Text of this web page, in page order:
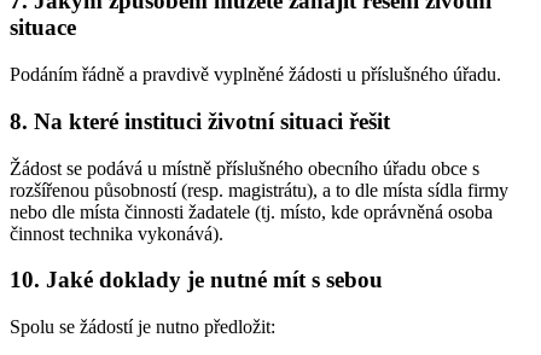
situace
Podáním řádně a pravdivě vyplněné žádosti u příslušného úřadu.
8. Na které instituci životní situaci řešit
Žádost se podává u místně příslušného obecního úřadu obce s
rozšířenou působností (resp. magistrátu), a to dle místa sídla firmy
nebo dle místa činnosti žadatele (tj. místo, kde oprávněná osoba
činnost technika vykonává).
10. Jaké doklady je nutné mít s sebou
Spolu se žádostí je nutno předložit: